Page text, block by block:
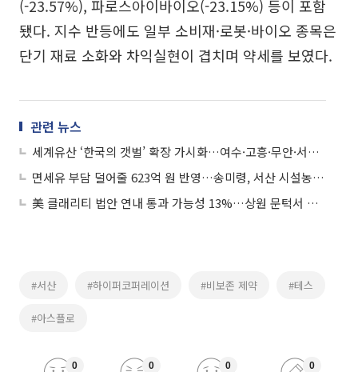
(-23.57%), 파로스아이바이오(-23.15%) 등이 포함
됐다. 지수 반등에도 일부 소비재·로봇·바이오 종목은
단기 재료 소화와 차익실현이 겹치며 약세를 보였다.
관련 뉴스
세계유산 ‘한국의 갯벌’ 확장 가시화…여수·고흥·무안·서산 추가
면세유 부담 덜어줄 623억 원 반영…송미령, 서산 시설농가 찾아 추경 효과 점검
美 클래리티 법안 연내 통과 가능성 13%…상원 문턱서 제동
#서산 #하이퍼코퍼레이션 #비보존 제약 #테스
#아스플로
0 0 0 0